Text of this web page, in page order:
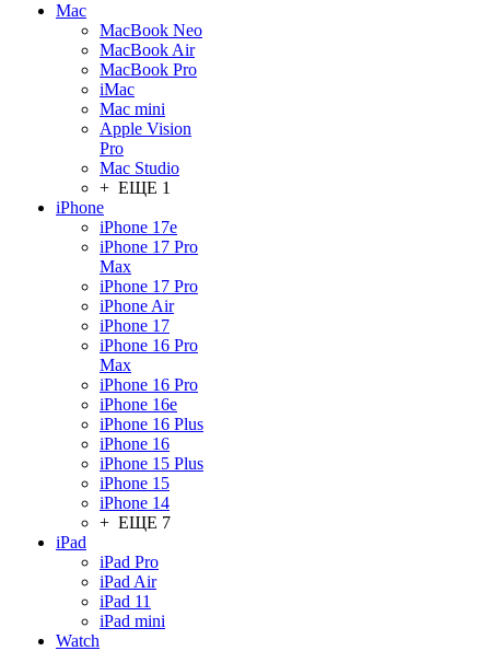
Mac
MacBook Neo
MacBook Air
MacBook Pro
iMac
Mac mini
Apple Vision
Pro
Mac Studio
+ ЕЩЕ 1
iPhone
iPhone 17e
iPhone 17 Pro
Max
iPhone 17 Pro
iPhone Air
iPhone 17
iPhone 16 Pro
Max
iPhone 16 Pro
iPhone 16e
iPhone 16 Plus
iPhone 16
iPhone 15 Plus
iPhone 15
iPhone 14
+ ЕЩЕ 7
iPad
iPad Pro
iPad Air
iPad 11
iPad mini
Watch